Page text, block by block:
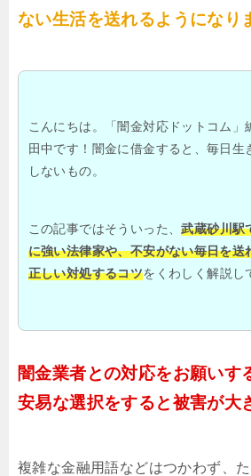
ない生活を送れるようになり
こんにちは。「闇金対応ドットコム」
田中です！闇金に借金すると、毎日生
しないもの。
この記事ではそういった、武蔵砂川駅
に強い法律家や、不安がない毎日を送
正しい対処するコツをくわしく解説し
闇金業者との対応をお願いす
安易な選択をすると被害が大
複雑な金融用語などはつかわず、